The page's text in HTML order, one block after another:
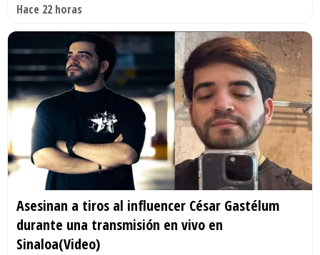
Hace 22 horas
Asesinan a tiros al influencer César Gastélum
durante una transmisión en vivo en
Sinaloa(Video)